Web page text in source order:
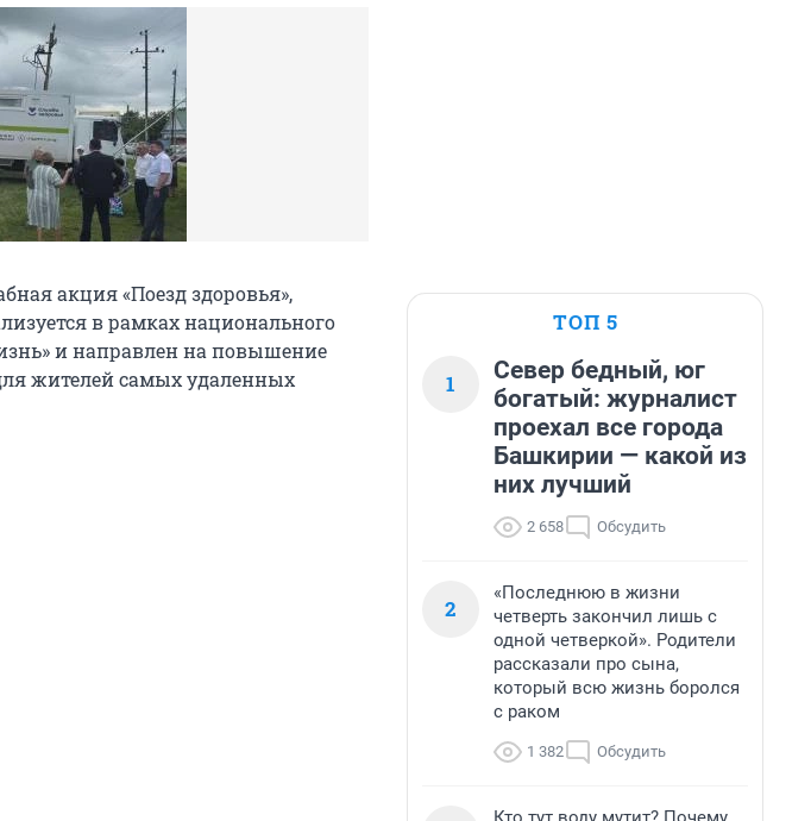
акция «Поезд здоровья»,
в рамках национального
и направлен на повышение
жителей самых удаленных
ТОП 5
1
Север бедный, юг
богатый: журналист
проехал все города
Башкирии — какой из
них лучший
2 658 Обсудить
2
«Последнюю в жизни
четверть закончил лишь с
одной четверкой». Родители
рассказали про сына,
который всю жизнь боролся
с раком
1 382 Обсудить